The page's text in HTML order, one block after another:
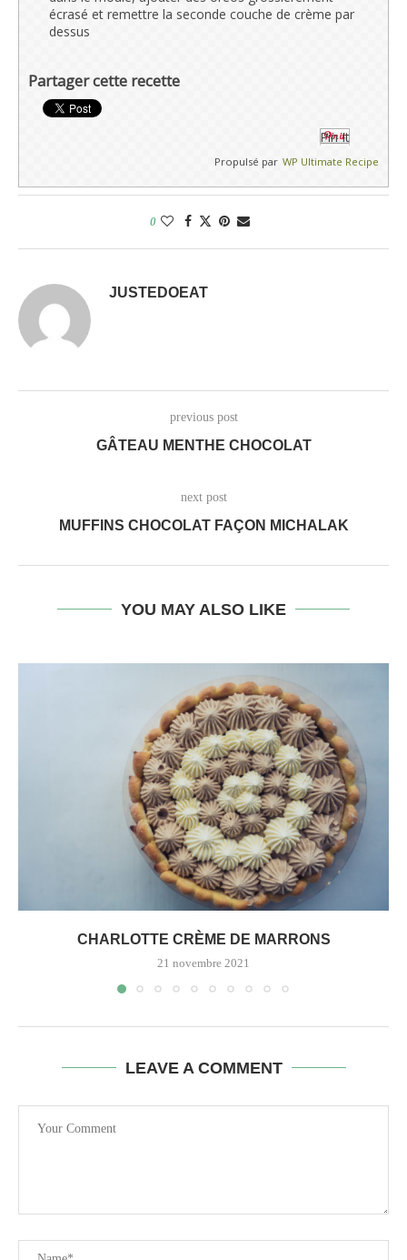
écrasé et remettre la seconde couche de crème par
dessus
Partager cette recette
Pin It
Propulsé par WP Ultimate Recipe
0
JUSTEDOEAT
previous post
GÂTEAU MENTHE CHOCOLAT
next post
MUFFINS CHOCOLAT FAÇON MICHALAK
YOU MAY ALSO LIKE
CHARLOTTE CRÈME DE MARRONS
21 novembre 2021
LEAVE A COMMENT